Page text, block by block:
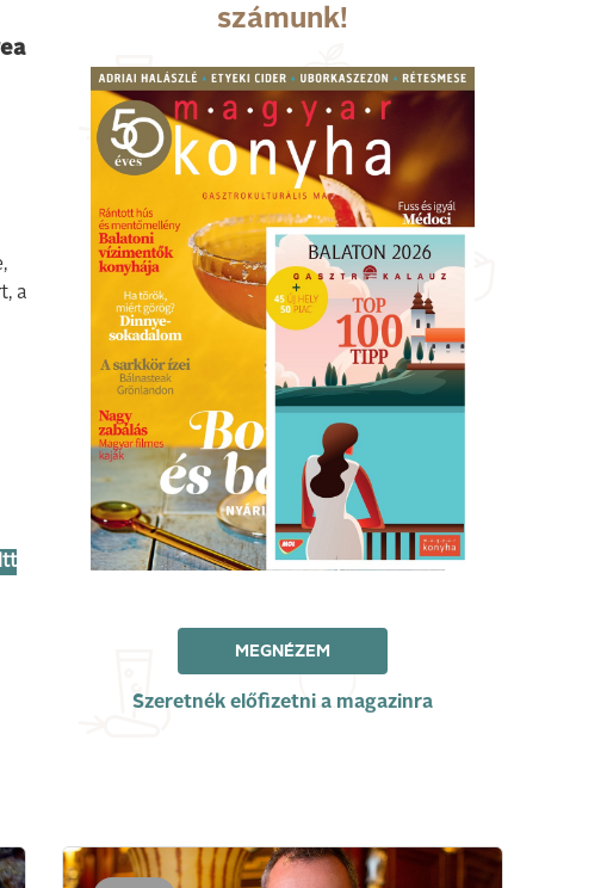
a
Itt
számunk!
MEGNÉZEM
Szeretnék előfizetni a magazinra